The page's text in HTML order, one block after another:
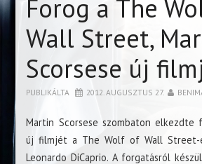
Forog a The
Wall Street,
Scorsese új
PUBLIKÁLTA 2012. AUGUSZTUS 27.
Martin Scorsese szombaton elkezdte
új filmjét a The Wolf of Wall
Leonardo DiCaprio. A forgatásról